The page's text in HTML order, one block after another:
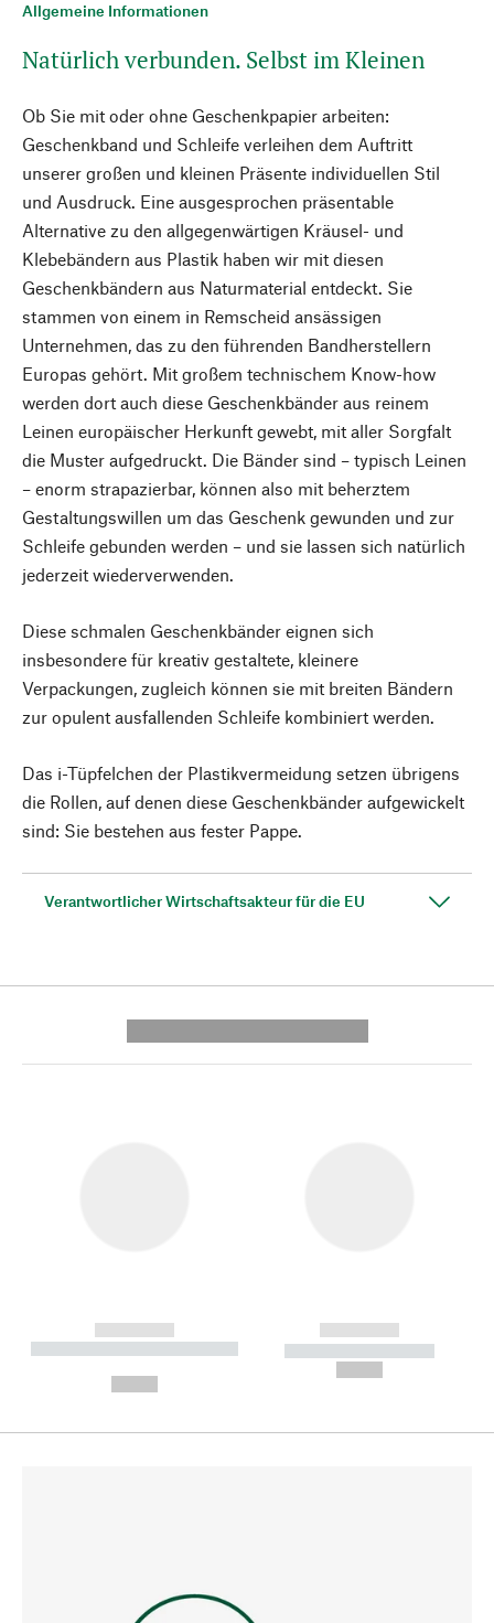
Allgemeine Informationen
Natürlich verbunden. Selbst im Kleinen
Ob Sie mit oder ohne Geschenkpapier arbeiten:
Geschenkband und Schleife verleihen dem Auftritt
unserer großen und kleinen Präsente individuellen Stil
und Ausdruck. Eine ausgesprochen präsentable
Alternative zu den allgegenwärtigen Kräusel- und
Klebebändern aus Plastik haben wir mit diesen
Geschenkbändern aus Naturmaterial entdeckt. Sie
stammen von einem in Remscheid ansässigen
Unternehmen, das zu den führenden Bandherstellern
Europas gehört. Mit großem technischem Know-how
werden dort auch diese Geschenkbänder aus reinem
Leinen europäischer Herkunft gewebt, mit aller Sorgfalt
die Muster aufgedruckt. Die Bänder sind – typisch Leinen
– enorm strapazierbar, können also mit beherztem
Gestaltungswillen um das Geschenk gewunden und zur
Schleife gebunden werden – und sie lassen sich natürlich
jederzeit wiederverwenden.
Diese schmalen Geschenkbänder eignen sich
insbesondere für kreativ gestaltete, kleinere
Verpackungen, zugleich können sie mit breiten Bändern
zur opulent ausfallenden Schleife kombiniert werden.
Das i-Tüpfelchen der Plastikvermeidung setzen übrigens
die Rollen, auf denen diese Geschenkbänder aufgewickelt
sind: Sie bestehen aus fester Pappe.
Verantwortlicher Wirtschaftsakteur für die EU
------------
----------- ----------- --------
------------
----------- -----------